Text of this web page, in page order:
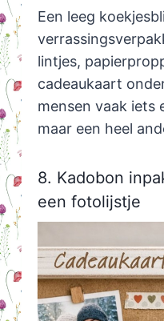
Een leeg
lintjes,
cadeaukaart
mensen vaak iets
maar een heel
8. Kadobon
een fotolijstje